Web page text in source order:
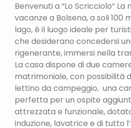
Benvenuti a “Lo Scricciolo” La
vacanze a Bolsena, a soli 100
lago, è il luogo ideale per
che desiderano concedersi
rigenerante, immersi nella
La casa dispone di due
matrimoniale, con possibilità
lettino da campeggio, una
perfetta per un ospite
attrezzata e funzionale,
induzione, lavatrice e di tutto